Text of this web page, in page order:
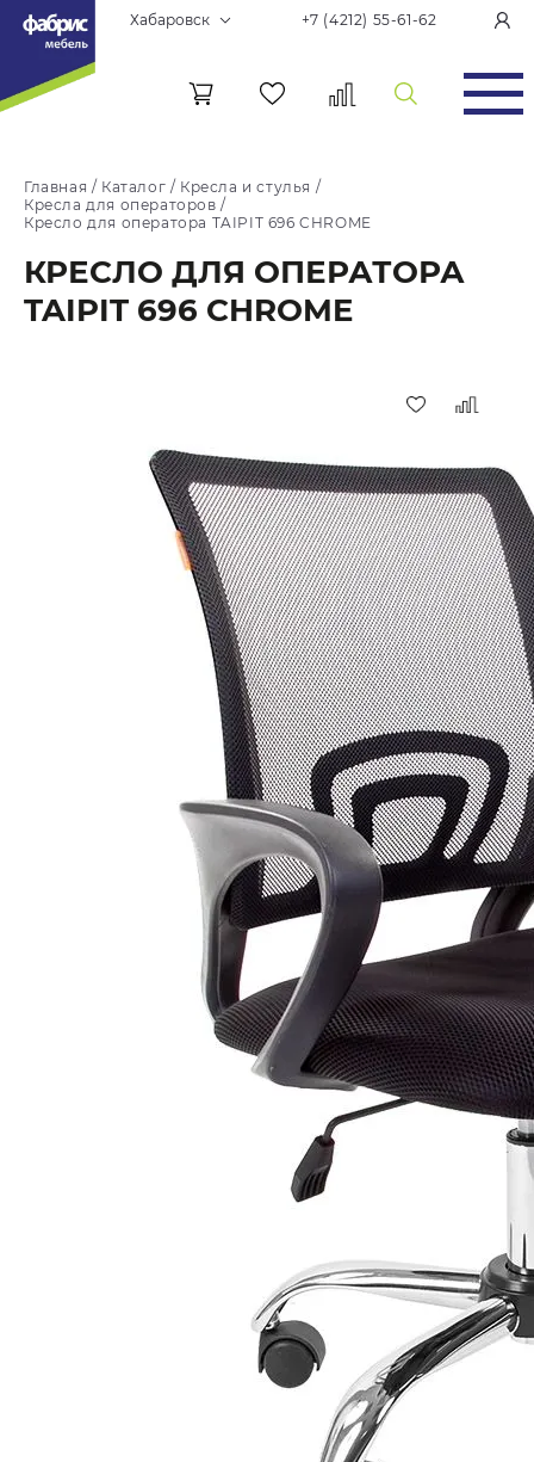
Хабаровск +7 (4212) 55-61-62
Главная / Каталог / Кресла и стулья /
Кресла для операторов /
Кресло для оператора TAIPIT 696 CHROME
КРЕСЛО ДЛЯ ОПЕРАТОРА
TAIPIT 696 CHROME